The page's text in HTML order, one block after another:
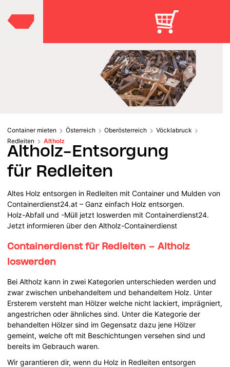
Container mieten Österreich Oberösterreich
Vöcklabruck
Redleiten
Altholz
Altholz-Entsorgung
für Redleiten
Altes Holz entsorgen in Redleiten mit Container und Mulden von
Containerdienst24.at – Ganz einfach Holz entsorgen.
Holz-Abfall und -Müll jetzt loswerden mit Containerdienst24.
Jetzt informieren über den Altholz-Containerdienst
Containerdienst für Redleiten – Altholz
loswerden
Bei Altholz kann in zwei Kategorien unterschieden werden und
zwar zwischen unbehandeltem und behandeltem Holz. Unter
Ersterem versteht man Hölzer welche nicht lackiert, imprägniert,
angestrichen oder ähnliches sind. Unter die Kategorie der
behandelten Hölzer sind im Gegensatz dazu jene Hölzer
gemeint, welche oft mit Beschichtungen versehen sind und
bereits im Gebrauch waren.
Wir garantieren dir, wenn du Holz in Redleiten entsorgen